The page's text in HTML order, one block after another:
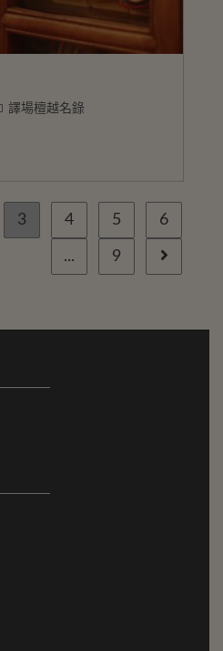
譯場檀越名錄
3 4 5 6
... 9